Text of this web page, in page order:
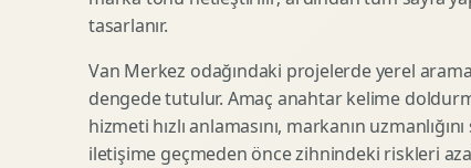
SEO Icerik Stratejisi
Schema Markup Optimizasyonu 3D Lansman Filmi
Premium Ambalaj Tasarimi Afis Tasarimi
tasarlanır.
Van Merkez odağındaki projelerde yerel
dengede tutulur. Amaç anahtar kelime
hizmeti hızlı anlamasını, markanın
iletişime geçmeden önce zihnindeki riskleri